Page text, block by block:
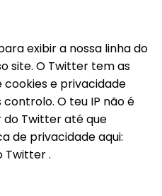
exibir a nossa linha do
site. O Twitter tem as
e privacidade
O teu IP não é
do Twitter até que
de privacidade aqui:
Twitter.